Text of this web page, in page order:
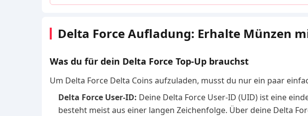
Delta Force Aufladung: Erhalte Münzen
Was du für dein Delta Force Top-Up brauchst
Um Delta Force Delta Coins aufzuladen, musst du nur ein paar
Delta Force User-ID: Deine Delta Force User-ID (UID) ist eine
besteht meist aus einer langen Zeichenfolge. Über deine Delta